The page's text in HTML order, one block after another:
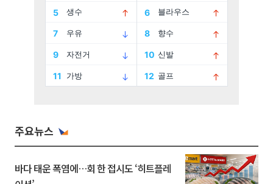
주요뉴스
바다 태운 폭염에…회 한 접시도 ‘히트플레